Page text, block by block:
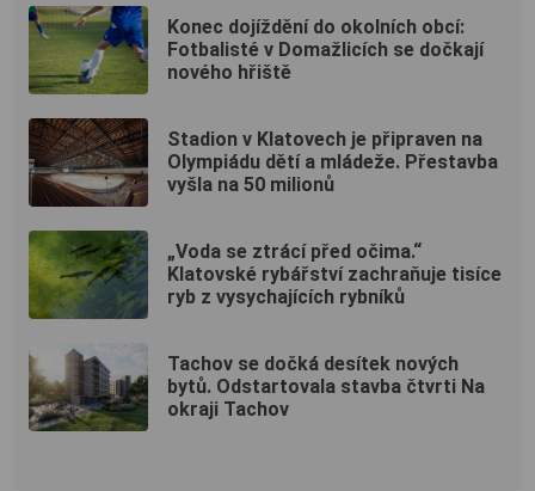
Konec dojíždění do okolních obcí:
Fotbalisté v Domažlicích se dočkají
nového hřiště
Stadion v Klatovech je připraven na
Olympiádu dětí a mládeže. Přestavba
vyšla na 50 milionů
„Voda se ztrácí před očima.“
Klatovské rybářství zachraňuje tisíce
ryb z vysychajících rybníků
Tachov se dočká desítek nových
bytů. Odstartovala stavba čtvrti Na
okraji Tachov